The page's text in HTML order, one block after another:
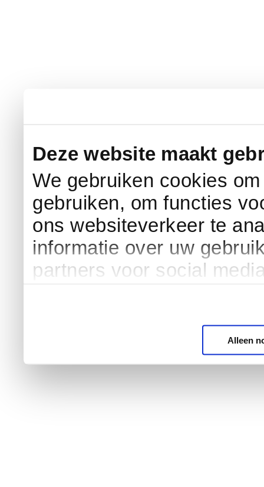
Deze website maakt
We gebruiken cookies
gebruiken, om functies
ons websiteverkeer te
informatie over uw
partners voor social
Alleen